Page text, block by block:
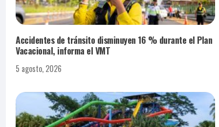
Accidentes de tránsito disminuyen 16 % durante el Plan
Vacacional, informa el VMT
5 agosto, 2026